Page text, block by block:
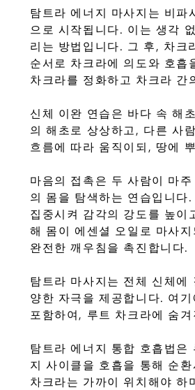
탐트라 에너지 마사지는 비파
으로 시작됩니다. 이는 생각
리는 방법입니다. 그 후, 차크
순서로 차크라에 의도와 호흡
차크라를 정화하고 차크라 간
신체 이완 연습은 바다 속 해
의 해초로 상상하고, 다른 사
흐름에 따라 움직이되, 땅에
마음의 접촉은 두 사람이 마
의 몸을 탐색하는 연습입니다
집중시켜 감각의 강도를 높이
해 몸이 에센셜 오일로 마사
완전한 깨우침을 촉진합니다.
탐트라 마사지는 전체 신체
양한 자극을 제공합니다. 여
포함하여, 루트 차크라에 숨
탐트라 에너지 통합 호흡법은
지 사이클을 호흡을 통해 순
차크라는 가까이 위치해야 하